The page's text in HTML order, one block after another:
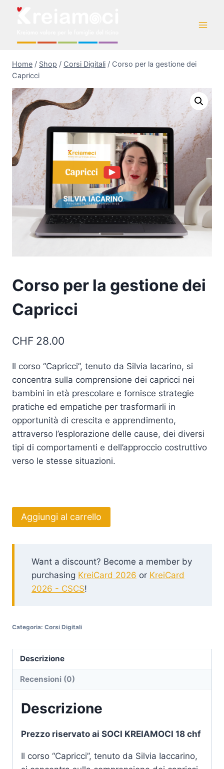
Home / Shop / Corsi Digitali / Corso per la gestione dei
Capricci
Corso per la gestione dei
Capricci
CHF 28.00
Il corso “Capricci”, tenuto da Silvia Iacarino, si
concentra sulla comprensione dei capricci nei
bambini in età prescolare e fornisce strategie
pratiche ed empatiche per trasformarli in
opportunità di crescita e apprendimento,
attraverso l’esplorazione delle cause, dei diversi
tipi di comportamenti e dell’approccio costruttivo
verso le stesse situazioni.
Aggiungi al carrello
Want a discount? Become a member by
purchasing KreiCard 2026 or KreiCard
2026 - CSCS!
Categoria: Corsi Digitali
Descrizione
Recensioni (0)
Descrizione
Prezzo riservato ai SOCI KREIAMOCI 18 chf
Il corso “Capricci”, tenuto da Silvia Iaccarino,